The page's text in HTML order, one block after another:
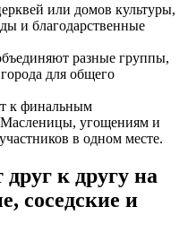
или домов культуры,
и благодарственные
разные группы,
для общего
к финальным
угощениям и
в одном месте.
к другу на
соседские и